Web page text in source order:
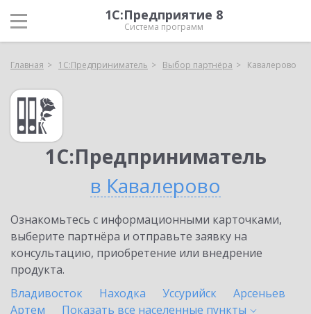
1С:Предприятие 8
Система программ
Главная 1С:Предприниматель Выбор партнёра Кавалерово
1С:Предприниматель
в Кавалерово
Ознакомьтесь с информационными карточками,
выберите партнёра и отправьте заявку на
консультацию, приобретение или внедрение
продукта.
Владивосток
Находка Уссурийск
Арсеньев
Артем
Показать все населенные пункты